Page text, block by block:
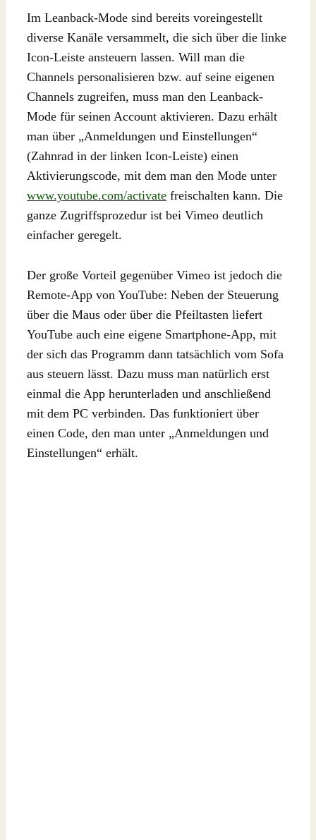
Im Leanback-Mode sind bereits voreingestellt
diverse Kanäle versammelt, die sich über die linke
Icon-Leiste ansteuern lassen. Will man die
Channels personalisieren bzw. auf seine eigenen
Channels zugreifen, muss man den Leanback-
Mode für seinen Account aktivieren. Dazu erhält
man über „Anmeldungen und Einstellungen“
(Zahnrad in der linken Icon-Leiste) einen
Aktivierungscode, mit dem man den Mode unter
www.youtube.com/activate freischalten kann. Die
ganze Zugriffsprozedur ist bei Vimeo deutlich
einfacher geregelt.
Der große Vorteil gegenüber Vimeo ist jedoch die
Remote-App von YouTube: Neben der Steuerung
über die Maus oder über die Pfeiltasten liefert
YouTube auch eine eigene Smartphone-App, mit
der sich das Programm dann tatsächlich vom Sofa
aus steuern lässt. Dazu muss man natürlich erst
einmal die App herunterladen und anschließend
mit dem PC verbinden. Das funktioniert über
einen Code, den man unter „Anmeldungen und
Einstellungen“ erhält.